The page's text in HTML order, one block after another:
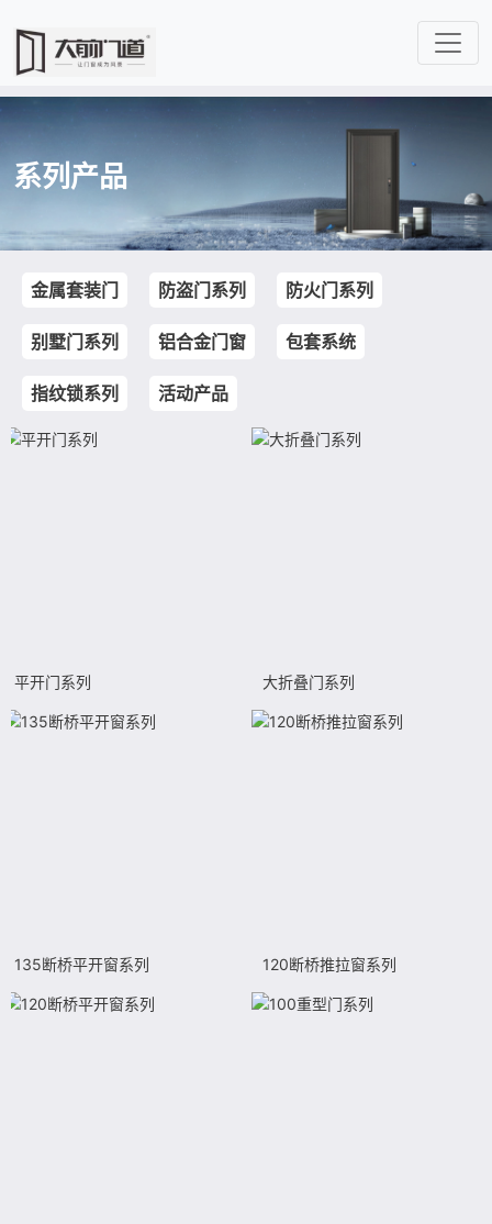
系列产品
金属套装门 防盗门系列 防火门系列
别墅门系列 铝合金门窗 包套系统
指纹锁系列 活动产品
平开门系列 大折叠门系列
135断桥平开窗系列 120断桥推拉窗系列